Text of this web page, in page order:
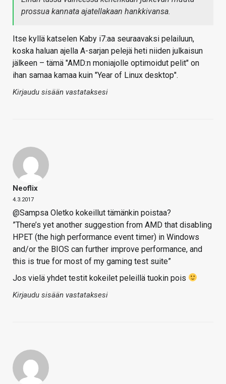
prossua kannata ajatellakaan hankkivansa.
Itse kyllä katselen Kaby i7:aa seuraavaksi pelailuun,
koska haluan ajella A-sarjan pelejä heti niiden julkaisun
jälkeen – tämä "AMD:n moniajolle optimoidut pelit" on
ihan samaa kamaa kuin "Year of Linux desktop".
Kirjaudu sisään vastataksesi
Neoflix
4.3.2017
@Sampsa Oletko kokeillut tämänkin poistaa?
”There’s yet another suggestion from AMD that disabling
HPET (the high performance event timer) in Windows
and/or the BIOS can further improve performance, and
this is true for most of my gaming test suite”
Jos vielä yhdet testit kokeilet peleillä tuokin pois
Kirjaudu sisään vastataksesi